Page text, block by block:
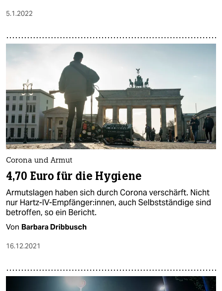
5.1.2022
Corona und Armut
4,70 Euro für die Hygiene
Armutslagen haben sich durch Corona verschärft. Nicht
nur Hartz-IV-Empfänger:innen, auch Selbstständige sind
betroffen, so ein Bericht.
Von Barbara Dribbusch
16.12.2021